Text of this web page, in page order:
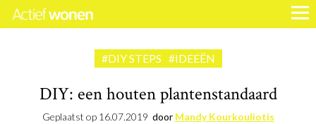
#DIY STEPS #IDEEËN
DIY: een houten plantenstandaard
Geplaatst op 16.07.2019 door Mandy Kourkouliotis